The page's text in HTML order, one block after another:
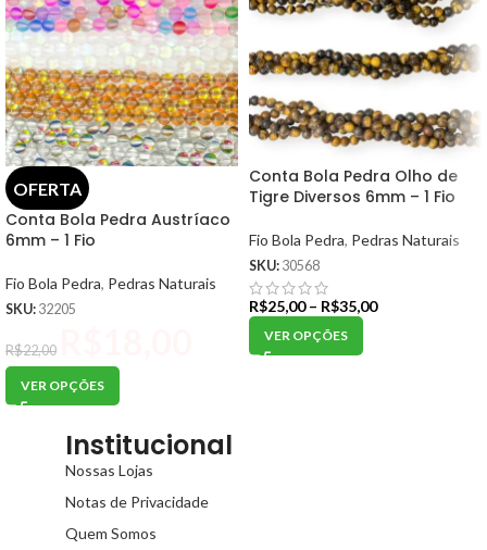
OFERTA
Conta Bola Pedra Austríaco
6mm – 1 Fio
Fio Bola Pedra, Pedras Naturais
SKU: 32205
R$22,00
VER OPÇÕES
Conta Bola Pedra Olho de
Tigre Diversos 6mm – 1 Fio
Fio Bola Pedra, Pedras Naturais
SKU: 30568
R$25,00 – R$35,00
VER OPÇÕES
Institucional
Nossas Lojas
Notas de Privacidade
Quem Somos